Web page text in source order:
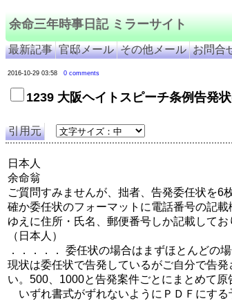
余命三年時事日記 ミラーサイト
最新記事 官邸メール その他メール お問合
2016-10-29 03:58 0 comments
1239 大阪ヘイトスピーチ条例告発
引用元
日本人
余命翁
ご質問すみませんが、拙者、告発委任状を
確か委任状のフォーマットに電話番号の記載
ゆえに住所・氏名、郵便番号しか記載して
（日本人）
．．．．． 委任状の場合はまずほとんどの
現状は委任状で告発しているがご自分で告
い。500、1000と告発案件ごとにまとめて原
いずれ書式がずれないようにＰＤＦにする